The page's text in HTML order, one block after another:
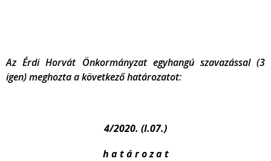
Az Érdi Horvát Önkormányzat egyhangú szavazással (3
igen) meghozta a következő határozatot:
4/2020. (I.07.)
h a t á r o z a t